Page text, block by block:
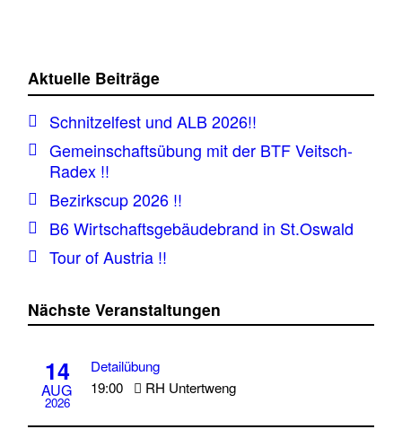
Aktuelle Beiträge
Schnitzelfest und ALB 2026!!
Gemeinschaftsübung mit der BTF Veitsch-
Radex !!
Bezirkscup 2026 !!
B6 Wirtschaftsgebäudebrand in St.Oswald
Tour of Austria !!
Nächste Veranstaltungen
14
AUG
2026
Detailübung
19:00
RH Untertweng